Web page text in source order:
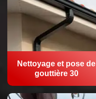
Nettoyage et pose de
gouttière 30